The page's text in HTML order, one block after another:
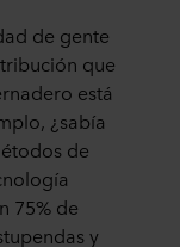
de gente
que
está
¿sabía
de
75% de
y